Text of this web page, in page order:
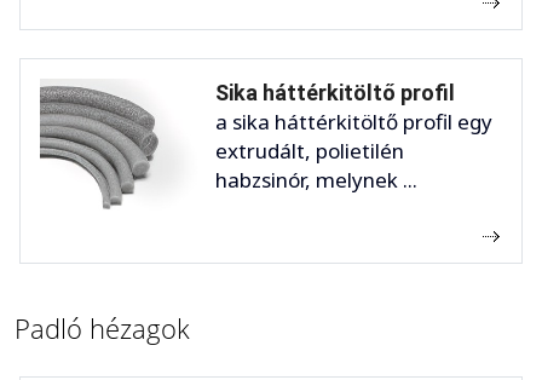
Sika háttérkitöltő profil
a sika háttérkitöltő profil egy
extrudált, polietilén
habzsinór, melynek ...
Padló hézagok